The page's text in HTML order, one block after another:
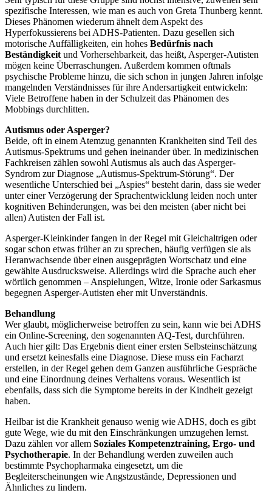
spezifische Interessen, wie man es auch von Greta Thunberg kennt.
Dieses Phänomen wiederum ähnelt dem Aspekt des
Hyperfokussierens bei ADHS-Patienten. Dazu gesellen sich
motorische Auffälligkeiten, ein hohes Bedürfnis nach
Beständigkeit und Vorhersehbarkeit, das heißt, Asperger-Autisten
mögen keine Überraschungen. Außerdem kommen oftmals
psychische Probleme hinzu, die sich schon in jungen Jahren infolge
mangelnden Verständnisses für ihre Andersartigkeit entwickeln:
Viele Betroffene haben in der Schulzeit das Phänomen des
Mobbings durchlitten.
Autismus oder Asperger?
Beide, oft in einem Atemzug genannten Krankheiten sind Teil des
Autismus-Spektrums und gehen ineinander über. In medizinischen
Fachkreisen zählen sowohl Autismus als auch das Asperger-
Syndrom zur Diagnose „Autismus-Spektrum-Störung“. Der
wesentliche Unterschied bei „Aspies“ besteht darin, dass sie weder
unter einer Verzögerung der Sprachentwicklung leiden noch unter
kognitiven Behinderungen, was bei den meisten (aber nicht bei
allen) Autisten der Fall ist.
Asperger-Kleinkinder fangen in der Regel mit Gleichaltrigen oder
sogar schon etwas früher an zu sprechen, häufig verfügen sie als
Heranwachsende über einen ausgeprägten Wortschatz und eine
gewählte Ausdrucksweise. Allerdings wird die Sprache auch eher
wörtlich genommen – Anspielungen, Witze, Ironie oder Sarkasmus
begegnen Asperger-Autisten eher mit Unverständnis.
Behandlung
Wer glaubt, möglicherweise betroffen zu sein, kann wie bei ADHS
ein Online-Screening, den sogenannten AQ-Test, durchführen.
Auch hier gilt: Das Ergebnis dient einer ersten Selbsteinschätzung
und ersetzt keinesfalls eine Diagnose. Diese muss ein Facharzt
erstellen, in der Regel gehen dem Ganzen ausführliche Gespräche
und eine Einordnung deines Verhaltens voraus. Wesentlich ist
ebenfalls, dass sich die Symptome bereits in der Kindheit gezeigt
haben.
Heilbar ist die Krankheit genauso wenig wie ADHS, doch es gibt
gute Wege, wie du mit den Einschränkungen umzugehen lernst.
Dazu zählen vor allem Soziales Kompetenztraining, Ergo- und
Psychotherapie. In der Behandlung werden zuweilen auch
bestimmte Psychopharmaka eingesetzt, um die
Begleiterscheinungen wie Angstzustände, Depressionen und
Ähnliches zu lindern.